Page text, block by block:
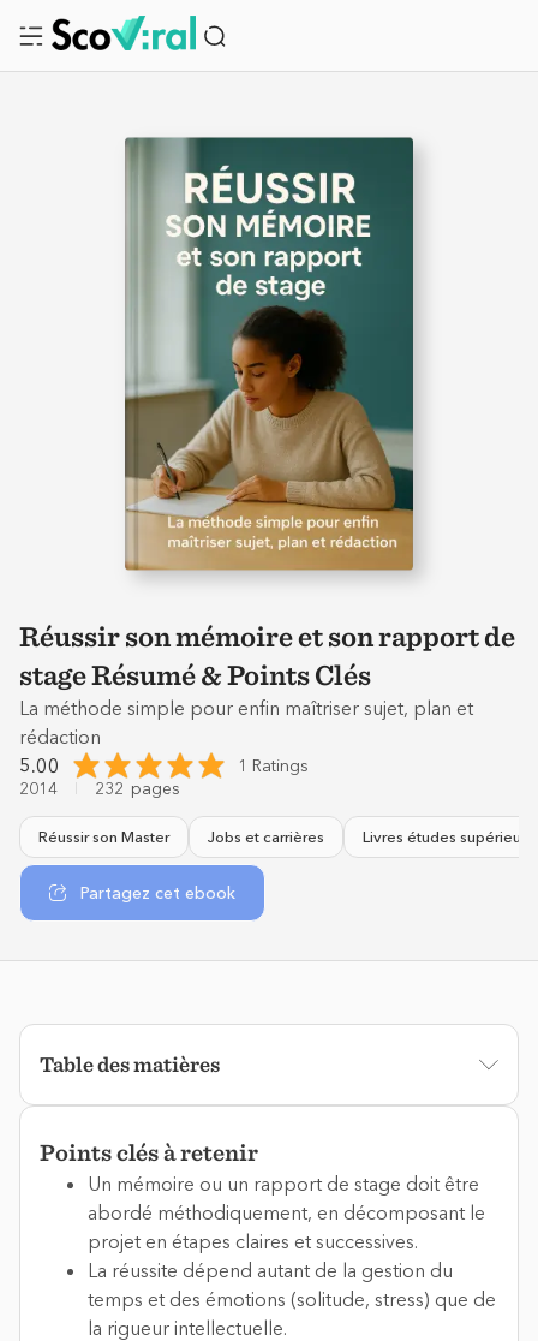
Réussir son mémoire et son rapport de
stage Résumé & Points Clés
La méthode simple pour enfin maîtriser sujet, plan et
rédaction
5.00
1 Ratings
2014
232 pages
Réussir son Master Jobs et carrières Livres études
Partagez cet ebook
Points clés à retenir
Un mémoire ou un rapport de stage doit être
abordé méthodiquement, en décomposant le
projet en étapes claires et successives.
La réussite dépend autant de la gestion du
temps et des émotions (solitude, stress) que de
la rigueur intellectuelle.
Table des matières